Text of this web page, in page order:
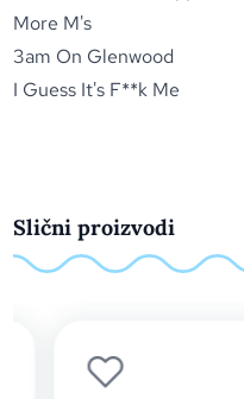
More M's
3am On Glenwood
I Guess It's F**k Me
Slični proizvodi